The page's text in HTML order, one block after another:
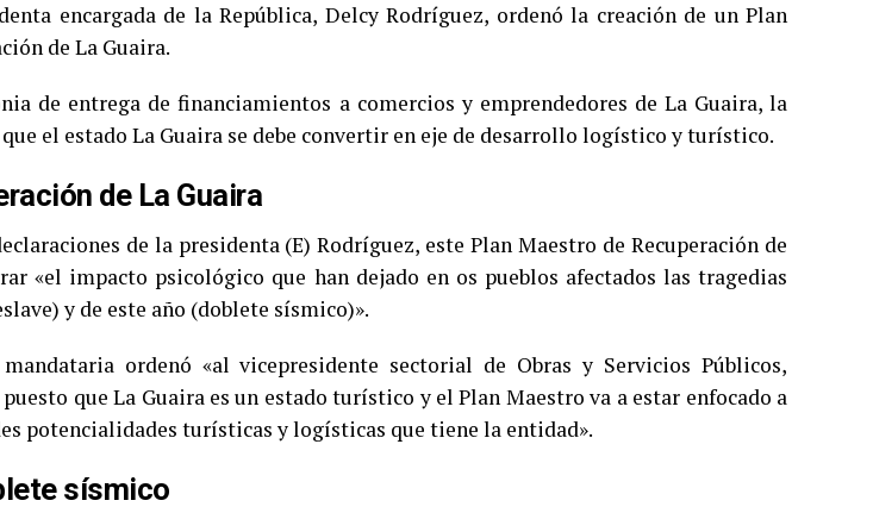
encargada de la República, Delcy Rodríguez, ordenó la creación de un Plan
de La Guaira.
de entrega de financiamientos a comercios y emprendedores de La Guaira, la
el estado La Guaira se debe convertir en eje de desarrollo logístico y turístico.
de La Guaira
de la presidenta (E) Rodríguez, este Plan Maestro de Recuperación de
«el impacto psicológico que han dejado en os pueblos afectados las tragedias
y de este año (doblete sísmico)».
ordenó «al vicepresidente sectorial de Obras y Servicios Públicos,
que La Guaira es un estado turístico y el Plan Maestro va a estar enfocado a
potencialidades turísticas y logísticas que tiene la entidad».
sísmico